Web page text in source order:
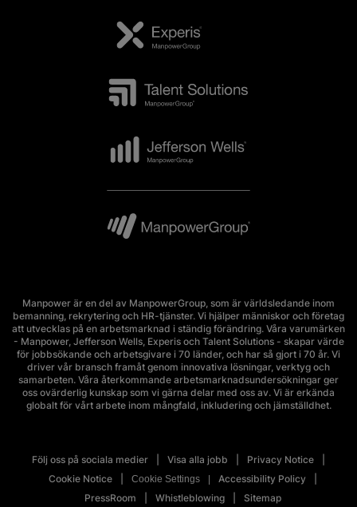
Manpower är en del av ManpowerGroup, som är världsledande inom
bemanning, rekrytering och HR-tjänster. Vi hjälper människor och företag
att utvecklas på en arbetsmarknad i ständig förändring. Våra varumärken
- Manpower, Jefferson Wells, Experis och Talent Solutions - skapar värde
för jobbsökande och arbetsgivare i 70 länder, och har så gjort i 70 år. Vi
driver vår bransch framåt genom innovativa lösningar, verktyg och
samarbeten. Våra återkommande arbetsmarknadsundersökningar ger
oss ovärderlig kunskap som vi gärna delar med oss av. Vi är erkända
globalt för vårt arbete inom mångfald, inkludering och jämställdhet.
Följ oss på sociala medier Visa alla jobb
Privacy Notice
Cookie Notice
Cookie Settings
Accessibility Policy
PressRoom
Whistleblowing Sitemap